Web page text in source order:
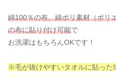
綿100％の布、綿ポリ素材（ポリ
の布に貼り付け可能で
お洗濯はもちろんOKです！
※毛が抜けやすいタオルに貼った